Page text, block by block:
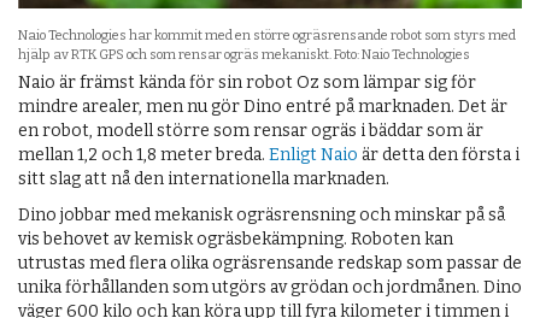
Naio Technologies har kommit med en större ogräsrensande robot som styrs med
hjälp av RTK GPS och som rensar ogräs mekaniskt. Foto: Naio Technologies
Naio är främst kända för sin robot Oz som lämpar sig för
mindre arealer, men nu gör Dino entré på marknaden. Det är
en robot, modell större som rensar ogräs i bäddar som är
mellan 1,2 och 1,8 meter breda. Enligt Naio är detta den första i
sitt slag att nå den internationella marknaden.
Dino jobbar med mekanisk ogräsrensning och minskar på så
vis behovet av kemisk ogräsbekämpning. Roboten kan
utrustas med flera olika ogräsrensande redskap som passar de
unika förhållanden som utgörs av grödan och jordmånen. Dino
väger 600 kilo och kan köra upp till fyra kilometer i timmen i